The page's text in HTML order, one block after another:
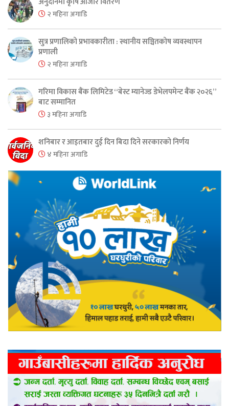
२ महिना अगाडि
सुत्र प्रणालिको प्रभावकारीता : स्थानीय सञ्चितकोष व्यवस्थापन
प्रणाली
२ महिना अगाडि
गरिमा विकास बैंक लिमिटेड “बेस्ट म्यानेज्ड डेभेलपमेन्ट बैंक २०२६”
बाट सम्मानित
३ महिना अगाडि
शनिबार र आइतबार दुई दिन बिदा दिने सरकारको निर्णय
४ महिना अगाडि